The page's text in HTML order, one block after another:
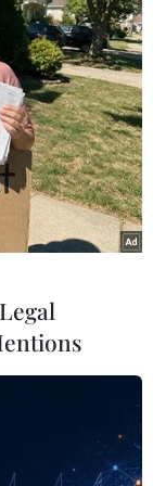
đến eo biển
bẩy chiến
Iran
Quang: Thí